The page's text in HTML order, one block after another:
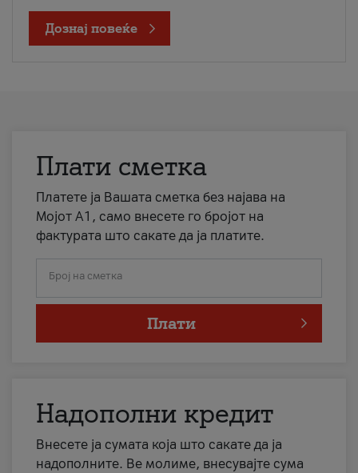
Дознај повеќе
Плати сметка
Платете ја Вашата сметка без најава на
Мојот А1, само внесете го бројот на
фактурата што сакате да ја платите.
Број на сметка
Плати
Надополни кредит
Внесете ја сумата која што сакате да ја
надополните. Ве молиме, внесувајте сума